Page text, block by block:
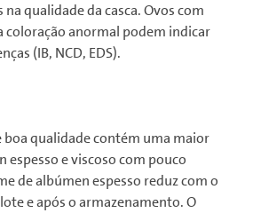
qualidade da casca. Ovos com
coloração anormal podem indicar
(IB, NCD, EDS).
boa qualidade contém uma maior
espesso e viscoso com pouco
de albúmen espesso reduz com o
e após o armazenamento. O